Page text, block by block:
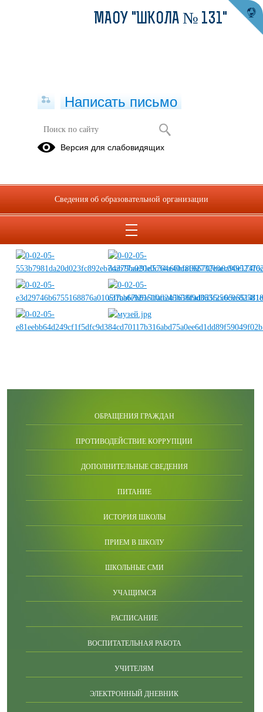
Фотогалерея
ОБРАЩЕНИЯ ГРАЖДАН
ПРОТИВОДЕЙСТВИЕ КОРРУПЦИИ
ДОПОЛНИТЕЛЬНЫЕ СВЕДЕНИЯ
ПИТАНИЕ
ИСТОРИЯ ШКОЛЫ
ПРИЕМ В ШКОЛУ
ШКОЛЬНЫЕ СМИ
УЧАЩИМСЯ
РАСПИСАНИЕ
ВОСПИТАТЕЛЬНАЯ РАБОТА
УЧИТЕЛЯМ
ЭЛЕКТРОННЫЙ ДНЕВНИК
МАОУ "ШКОЛА № 131"
Написать письмо
Версия для слабовидящих
Сведения об образовательной организации